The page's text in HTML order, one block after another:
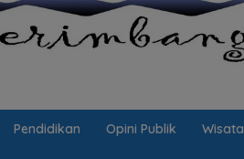
Pendidikan Opini Publik Wisata